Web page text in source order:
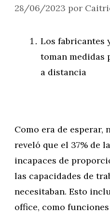
28/06/2023 por
Los fabricantes
toman medidas
a distancia
Como era de esperar,
reveló que el 37% de
incapaces de
las capacidades de
necesitaban. Esto
office, como